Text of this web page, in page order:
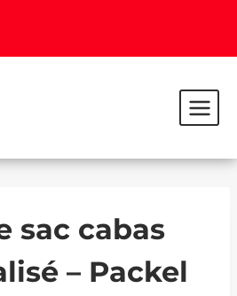
sac cabas
– Packel